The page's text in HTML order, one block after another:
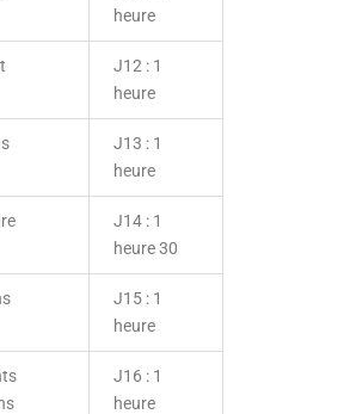
heure
J12 : 1
heure
J13 : 1
heure
J14 : 1
heure 30
J15 : 1
heure
J16 : 1
heure